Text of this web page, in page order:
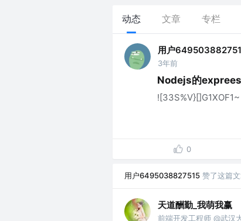
动态 文章 专栏
用户
3年前
Nodejs的
0
用户6495038827515 赞了这篇
天道酬勤_我萌我赢
前端开发工程师 @武汉